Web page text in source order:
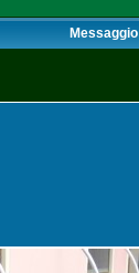
Messaggio